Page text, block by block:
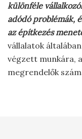
különféle
adódó problémák,
az építkezés
vállalatok
végzett munkára,
megrendelők